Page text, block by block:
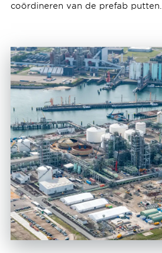
coördineren van de prefab putten.